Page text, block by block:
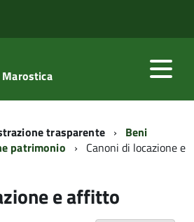
Marostica
trasparente
Beni
patrimonio
Canoni di locazione e
e affitto